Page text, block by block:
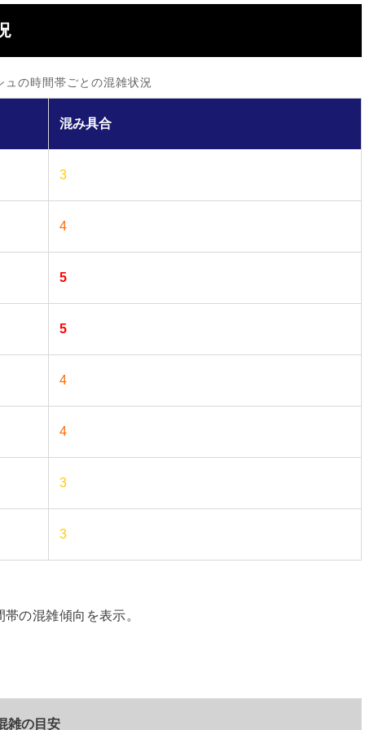
ュの時間帯ごとの混雑状況
混み具合
3
4
5
5
4
4
3
3
の混雑傾向を表示。
雑の目安